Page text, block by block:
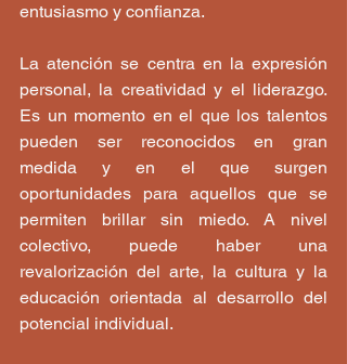
entusiasmo y confianza.
La atención se centra en la expresión
personal, la creatividad y el liderazgo.
Es un momento en el que los talentos
pueden ser reconocidos en gran
medida y en el que surgen
oportunidades para aquellos que se
permiten brillar sin miedo. A nivel
colectivo, puede haber una
revalorización del arte, la cultura y la
educación orientada al desarrollo del
potencial individual.